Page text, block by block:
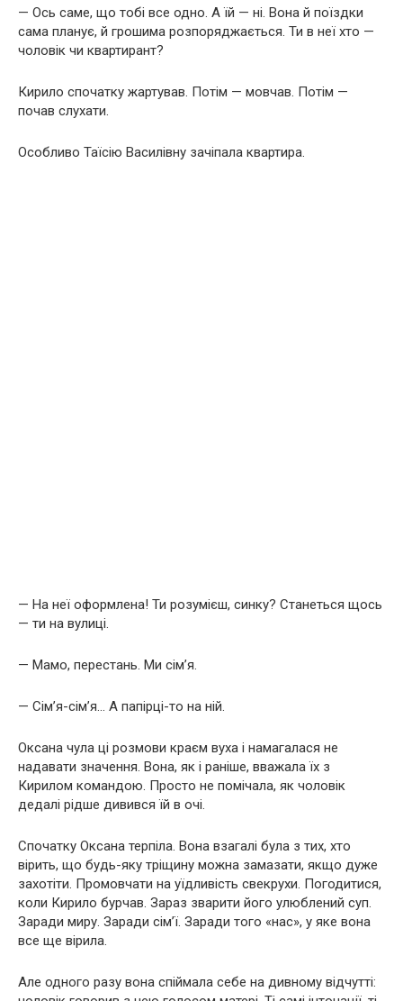
— Ось саме, що тобі все одно. А їй — ні. Вона й поїздки
сама планує, й грошима розпоряджається. Ти в неї хто —
чоловік чи квартирант?
Кирило спочатку жартував. Потім — мовчав. Потім —
почав слухати.
Особливо Таїсію Василівну зачіпала квартира.
— На неї оформлена! Ти розумієш, синку? Станеться щось
— ти на вулиці.
— Мамо, перестань. Ми сім’я.
— Сім’я-сім’я… А папірці-то на ній.
Оксана чула ці розмови краєм вуха і намагалася не
надавати значення. Вона, як і раніше, вважала їх з
Кирилом командою. Просто не помічала, як чоловік
дедалі рідше дивився їй в очі.
Спочатку Оксана терпіла. Вона взагалі була з тих, хто
вірить, що будь-яку тріщину можна замазати, якщо дуже
захотіти. Промовчати на уїдливість свекрухи. Погодитися,
коли Кирило бурчав. Зараз зварити його улюблений суп.
Заради миру. Заради сім’ї. Заради того «нас», у яке вона
все ще вірила.
Але одного разу вона спіймала себе на дивному відчутті: